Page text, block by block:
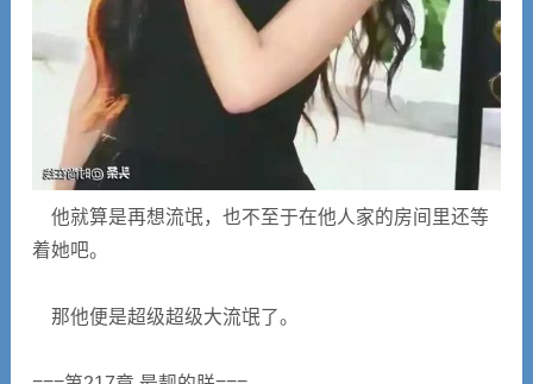
他就算是再想流氓，也不至于在他人家的房间里还等
着她吧。
那他便是超级超级大流氓了。